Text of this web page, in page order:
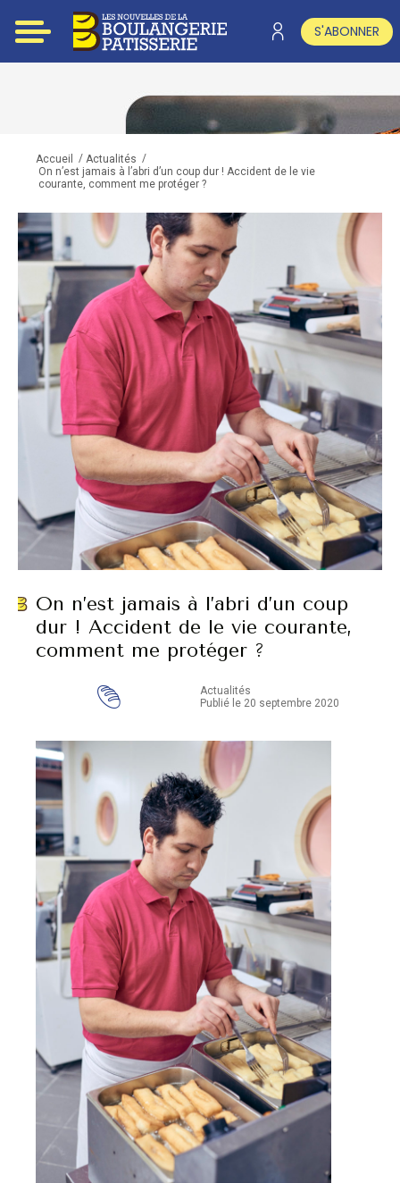
S'ABONNER
Accueil / Actualités /
On n’est jamais à l’abri d’un coup dur ! Accident de le vie
courante, comment me protéger ?
On n’est jamais à l’abri d’un coup
dur ! Accident de le vie courante,
comment me protéger ?
Actualités
Publié le 20 septembre 2020